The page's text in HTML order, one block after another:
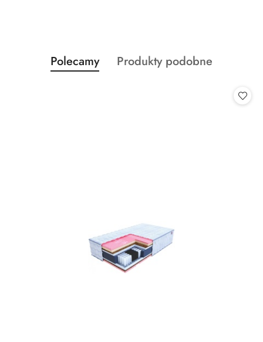
Pomiń karuzelę produktów
Produkty
o
Polecamy
Produkty
Produkty podobne